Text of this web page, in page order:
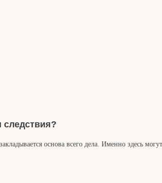
следствия?
основа всего дела. Именно здесь